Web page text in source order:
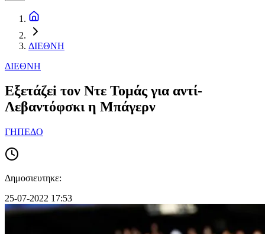
ΔΙΕΘΝΗ
ΔΙΕΘΝΗ
Εξετάζεi τον Ντε Τομάς για αντί-
Λεβαντόφσκι η Μπάγερν
ΓΗΠΕΔΟ
Δημοσιευτηκε:
25-07-2022 17:53